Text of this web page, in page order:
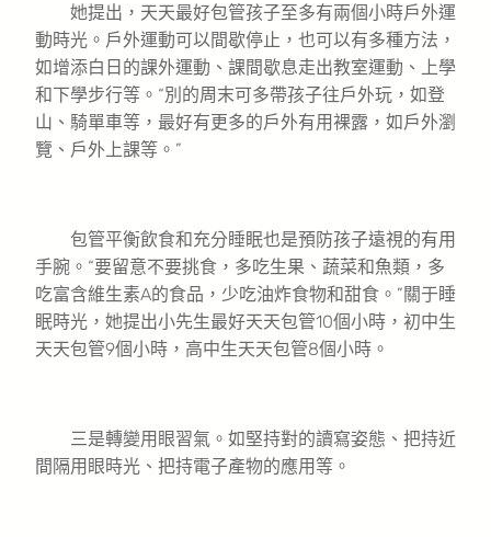
她提出，天天最好包管孩子至多有兩個小時戶外運
動時光。戶外運動可以間歇停止，也可以有多種方法，
如增添白日的課外運動、課間歇息走出教室運動、上學
和下學步行等。“別的周末可多帶孩子往戶外玩，如登
山、騎單車等，最好有更多的戶外有用裸露，如戶外瀏
覽、戶外上課等。”
包管平衡飲食和充分睡眠也是預防孩子遠視的有用
手腕。“要留意不要挑食，多吃生果、蔬菜和魚類，多
吃富含維生素A的食品，少吃油炸食物和甜食。”關于睡
眠時光，她提出小先生最好天天包管10個小時，初中生
天天包管9個小時，高中生天天包管8個小時。
三是轉變用眼習氣。如堅持對的讀寫姿態、把持近
間隔用眼時光、把持電子產物的應用等。